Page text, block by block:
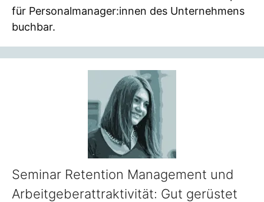
für Personalmanager:innen des Unternehmens
buchbar.
Seminar Retention Management und
Arbeitgeberattraktivität: Gut gerüstet